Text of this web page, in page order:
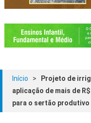
Início >
Projeto de
aplicação de mais de
para o sertão produtivo